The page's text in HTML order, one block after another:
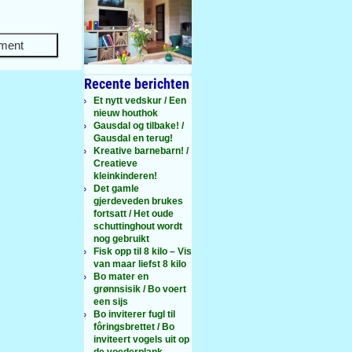
Recente berichten
Et nytt vedskur / Een
nieuw houthok
Gausdal og tilbake! /
Gausdal en terug!
Kreative barnebarn! /
Creatieve
kleinkinderen!
Det gamle
gjerdeveden brukes
fortsatt / Het oude
schuttinghout wordt
nog gebruikt
Fisk opp til 8 kilo – Vis
van maar liefst 8 kilo
Bo mater en
grønnsisik / Bo voert
een sijs
Bo inviterer fugl til
fôringsbrettet / Bo
inviteert vogels uit op